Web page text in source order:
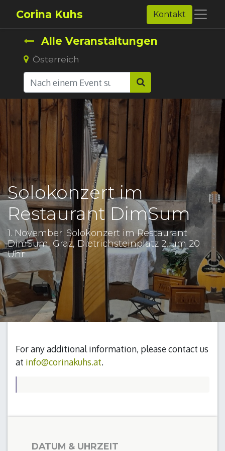
Corina Kuhs Kontakt
Alle Veranstaltungen
Österreich
Solokonzert im
Restaurant DimSum
1. November. Solokonzert im Restaurant
DimSum, Graz, Dietrichsteinplatz 2, um 20
Uhr
For any additional information, please contact us
at info@corinakuhs.at.
DATUM & UHRZEIT